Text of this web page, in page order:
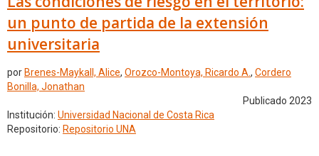
un punto de partida de la extensión
universitaria
por Brenes-Maykall, Alice, Orozco-Montoya, Ricardo A., Cordero
Bonilla, Jonathan
Publicado 2023
Institución: Universidad Nacional de Costa Rica
Repositorio: Repositorio UNA